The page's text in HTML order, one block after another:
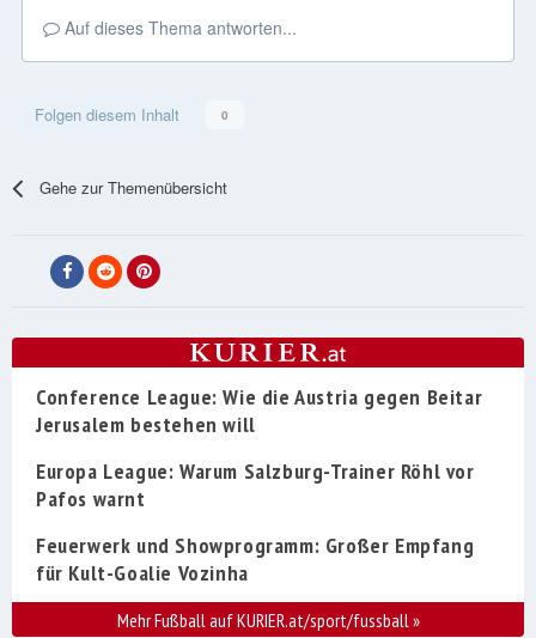
Auf dieses Thema antworten...
Folgen diesem Inhalt 0
Gehe zur Themenübersicht
Conference League: Wie die Austria gegen Beitar
Jerusalem bestehen will
Europa League: Warum Salzburg-Trainer Röhl vor
Pafos warnt
Feuerwerk und Showprogramm: Großer Empfang
für Kult-Goalie Vozinha
Mehr Fußball auf KURIER.at/sport/fussball»